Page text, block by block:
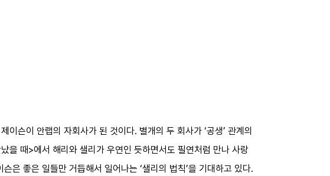
슨이 안랩의 자회사가 된 것이다. 별개의 두 회사가 ‘공생’ 관계의
을 때>에서 해리와 샐리가 우연인 듯하면서도 필연처럼 만나 사랑
은 좋은 일들만 거듭해서 일어나는 ‘샐리의 법칙’을 기대하고 있다.